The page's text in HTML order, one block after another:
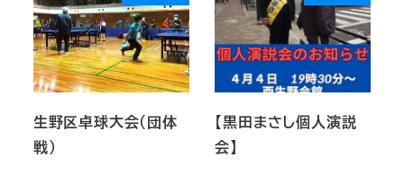
生野区卓球大会（団体
戦）
【黒田まさし個人演説
会】